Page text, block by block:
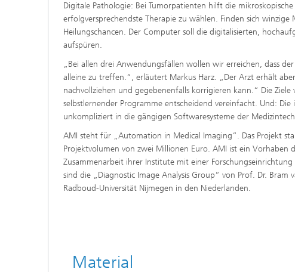
Digitale Pathologie: Bei Tumorpatienten hilft die
erfolgversprechendste Therapie zu wählen. Finden sich
Heilungschancen. Der Computer soll die digitalisierten,
aufspüren.
„Bei allen drei Anwendungsfällen wollen wir erreichen, dass
alleine zu treffen.“, erläutert Markus Harz. „Der Arzt erhält
nachvollziehen und gegebenenfalls korrigieren kann.“ Die
selbstlernender Programme entscheidend vereinfacht. Und:
unkompliziert in die gängigen Softwaresysteme der
AMI steht für „Automation in Medical Imaging“. Das Projekt
Projektvolumen von zwei Millionen Euro. AMI ist ein Vorhaben
Zusammenarbeit ihrer Institute mit einer
sind die „Diagnostic Image Analysis Group“ von Prof. Dr.
Radboud-Universität Nijmegen in den Niederlanden.
Material